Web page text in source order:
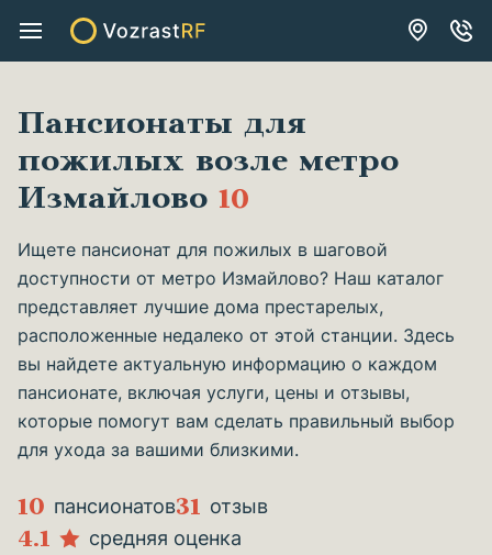
Пансионаты для
пожилых возле метро
Измайлово 10
Ищете пансионат для пожилых в шаговой
доступности от метро Измайлово? Наш каталог
представляет лучшие дома престарелых,
расположенные недалеко от этой станции. Здесь
вы найдете актуальную информацию о каждом
пансионате, включая услуги, цены и отзывы,
которые помогут вам сделать правильный выбор
для ухода за вашими близкими.
10 пансионатов31 отзыв
4.1 средняя оценка